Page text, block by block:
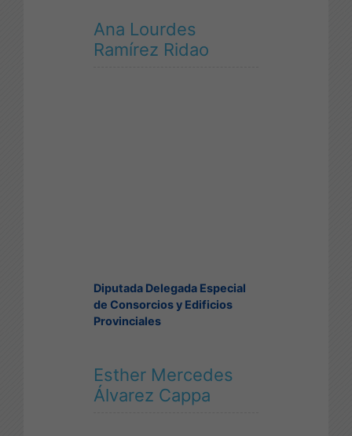
Ana Lourdes
Ramírez Ridao
Diputada Delegada Especial
de Consorcios y Edificios
Provinciales
Esther Mercedes
Álvarez Cappa